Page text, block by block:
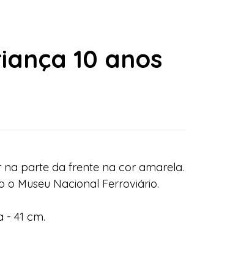
10 anos
parte da frente na cor amarela.
Museu Nacional Ferroviário.
- 41 cm.